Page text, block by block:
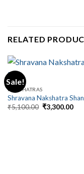
RELATED
Sale!
NAKSHATRAS
Shravana Nakshatra
₹5,100.00 Original
price
₹3,300.00